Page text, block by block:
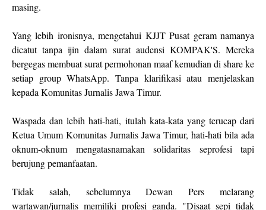
masing.
Yang lebih ironisnya, mengetahui KJJT Pusat geram namanya
dicatut tanpa ijin dalam surat audensi KOMPAK'S. Mereka
bergegas membuat surat permohonan maaf kemudian di share ke
setiap group WhatsApp. Tanpa klarifikasi atau menjelaskan
kepada Komunitas Jurnalis Jawa Timur.
Waspada dan lebih hati-hati, itulah kata-kata yang terucap dari
Ketua Umum Komunitas Jurnalis Jawa Timur, hati-hati bila ada
oknum-oknum mengatasnamakan solidaritas seprofesi tapi
berujung pemanfaatan.
Tidak salah, sebelumnya Dewan Pers melarang
wartawan/jurnalis memiliki profesi ganda. "Disaat sepi tidak